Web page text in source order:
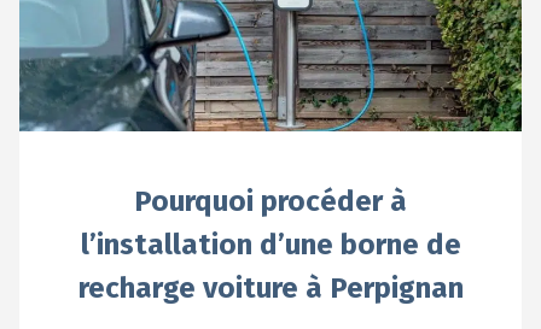
Pourquoi procéder à
l’installation d’une borne de
recharge voiture à Perpignan